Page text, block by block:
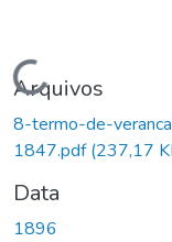
Carregando...
Arquivos
8-termo-de-
1847.pdf(237,17
Data
1896